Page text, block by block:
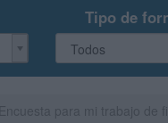
Tipo de